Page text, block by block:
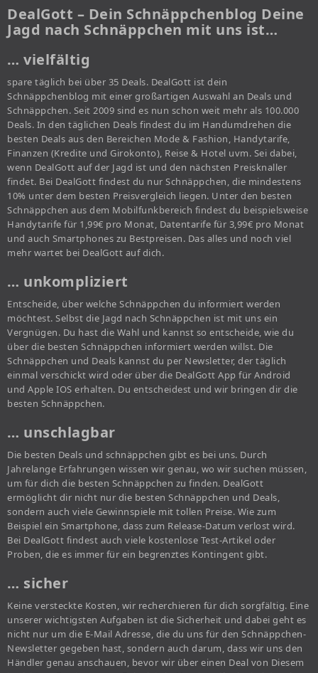
DealGott – Dein Schnäppchenblog Deine
Jagd nach Schnäppchen mit uns ist…
… vielfältig
spare täglich bei über 35 Deals. DealGott ist dein
Schnäppchenblog mit einer großartigen Auswahl an Deals und
Schnäppchen. Seit 2009 sind es nun schon weit mehr als 100.000
Deals. In den täglichen Deals findest du im Handumdrehen die
besten Deals aus den Bereichen Mode & Fashion, Handytarife,
Finanzen (Kredite und Girokonto), Reise & Hotel uvm. Sei dabei,
wenn DealGott auf der Jagd ist und den nächsten Preisknaller
findet. Bei DealGott findest du nur Schnäppchen, die mindestens
10% unter dem besten Preisvergleich liegen. Unter den besten
Schnäppchen aus dem Mobilfunkbereich findest du beispielsweise
Handytarife für 1,99€ pro Monat, Datentarife für 3,99€ pro Monat
und auch Smartphones zu Bestpreisen. Das alles und noch viel
mehr wartet bei DealGott auf dich.
… unkompliziert
Entscheide, über welche Schnäppchen du informiert werden
möchtest. Selbst die Jagd nach Schnäppchen ist mit uns ein
Vergnügen. Du hast die Wahl und kannst so entscheide, wie du
über die besten Schnäppchen informiert werden willst. Die
Schnäppchen und Deals kannst du per Newsletter, der täglich
einmal verschickt wird oder über die DealGott App für Android
und Apple IOS erhalten. Du entscheidest und wir bringen dir die
besten Schnäppchen.
… unschlagbar
Die besten Deals und schnäppchen gibt es bei uns. Durch
Jahrelange Erfahrungen wissen wir genau, wo wir suchen müssen,
um für dich die besten Schnäppchen zu finden. DealGott
ermöglicht dir nicht nur die besten Schnäppchen und Deals,
sondern auch viele Gewinnspiele mit tollen Preise. Wie zum
Beispiel ein Smartphone, dass zum Release-Datum verlost wird.
Bei DealGott findest auch viele kostenlose Test-Artikel oder
Proben, die es immer für ein begrenztes Kontingent gibt.
… sicher
Keine versteckte Kosten, wir recherchieren für dich sorgfältig. Eine
unserer wichtigsten Aufgaben ist die Sicherheit und dabei geht es
nicht nur um die E-Mail Adresse, die du uns für den Schnäppchen-
Newsletter gegeben hast, sondern auch darum, dass wir uns den
Händler genau anschauen, bevor wir über einen Deal von Diesem